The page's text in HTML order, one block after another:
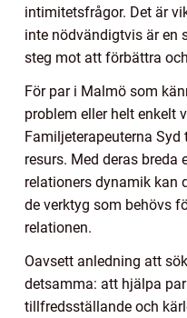
intimitetsfrågor. Det är
inte nödvändigtvis är en
steg mot att förbättra
För par i Malmö som
problem eller helt enkelt
Familjeterapeuterna
resurs. Med deras
relationers dynamik kan
de verktyg som behövs
relationen.
Oavsett anledning att
detsamma: att hjälpa
tillfredsställande och